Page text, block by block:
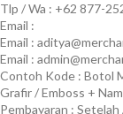
Tlp / Wa : +62 877-
Email :
Email :
Email :
Contoh Kode : Botol
Grafir / Emboss +
Pembayaran :